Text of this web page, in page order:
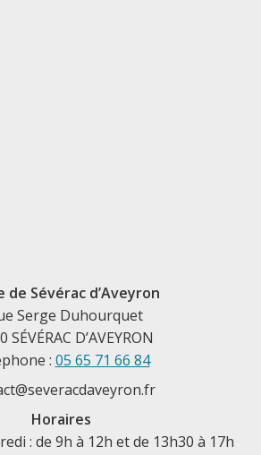
de Sévérac d’Aveyron
Serge Duhourquet
SÉVÉRAC D’AVEYRON
: 05 65 71 66 84
Horaires
: de 9h à 12h et de 13h30 à 17h